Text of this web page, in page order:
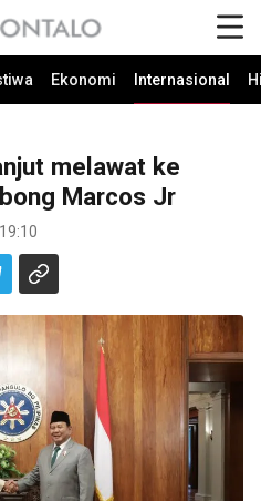
Ekonomi Internasional
melawat ke
Marcos Jr